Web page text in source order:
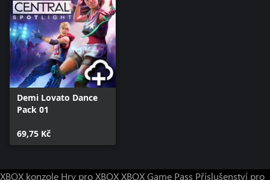
Demi Lovato Dance
Pack 01
69,75 Kč
XBOX konzole Hry pro XBOXXBOX Game Pass Příslušenství pro